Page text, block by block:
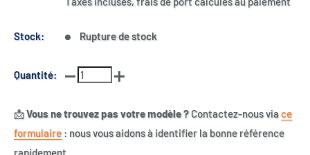
Stock: Rupture de stock
Quantité:
📩Vous ne trouvez pas votre modèle ?Contactez-nous viace
formulaire : nous vous aidons à identifier la bonne référence
rapidement.